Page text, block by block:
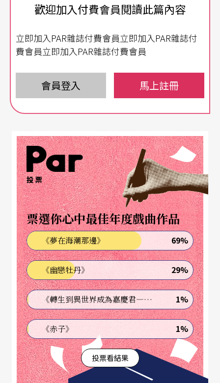
幾千美元成本的獨立電影出道，能一躍而執國際影
愛、自我感覺良好，而是在其幾乎每一部片裡都反
形塑出的「諾蘭風格」。其中包括非線性及疊置的
敘事鋪陳、多重時間軸、迷宮般的夢境拼圖、仿舊
的迷離色調、實景拍攝（少用綠幕）、現場收音，
以及與這些戲劇及視覺特質相輔相成，甚至烘托到
飽和臨界點的配樂和音效。無論是《全面啟動》、
《黑暗騎士》或《星際效應》，「諾蘭風格」在不
同題材上各有引人入勝的發揮。
紅與藍的藝術意象
在《天能》裡，諾蘭首次以鮮明的對比色調來呼應
或提示劇情中不同的時間軸，紅色代表往前的進行
式，藍色代表逆向的過去式。以長達兩個半小時的
電影而言，筆者雖認為符號性的色彩運用還是以畫
龍點睛為妙，太過刻意地強調且反覆渲染，或許是
這部電影在藝術表現上的一項瑕疵，但我能理解諾
蘭為何選擇用這兩種顏色來象徵不同時間的概念及
其理論背景。其實同樣的色彩元素也出現在華卓斯
歡迎加入付費會員閱讀此篇內容
立即加入PAR雜誌付費會員立即加入PAR雜誌付
費會員立即加入PAR雜誌付費會員
會員登入 馬上註冊
投票
票選你心中最佳年度戲曲作品
《夢在海潮那邊》 69%
《幽戀牡丹》 29%
《轉生到異世界成為嘉慶君—發現我的祖先是詐騙集團!?》 1%
《赤子》 1%
投票看結果